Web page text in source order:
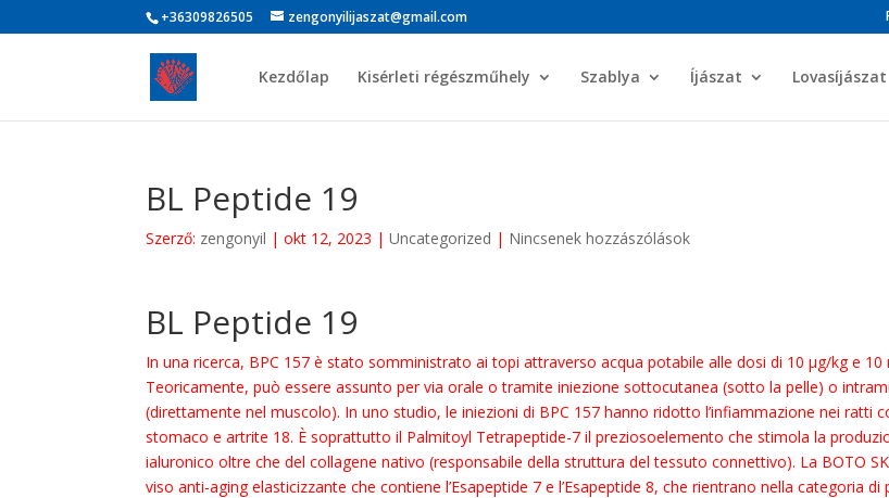
+36309826505 zengonyilijaszat@gmail.com
Kezdőlap Kisérleti régészműhely Szablya Íjászat Lovasíjászat
BL Peptide 19
Szerző: zengonyil |okt 12, 2023 |Uncategorized | Nincsenek hozzászólások
BL Peptide 19
In una ricerca, BPC 157 è stato somministrato ai topi attraverso acqua potabile alle dosi di 10 μg/kg e 10
Teoricamente, può essere assunto per via orale o tramite iniezione sottocutanea (sotto la pelle) o
(direttamente nel muscolo). In uno studio, le iniezioni di BPC 157 hanno ridotto l’infiammazione nei ratti
stomaco e artrite 18. È soprattutto il Palmitoyl Tetrapeptide-7 il preziosoelemento che stimola la
ialuronico oltre che del collagene nativo (responsabile della struttura del tessuto connettivo). La BOTO
viso anti-aging elasticizzante che contiene l’Esapeptide 7 e l’Esapeptide 8, che rientrano nella categoria di